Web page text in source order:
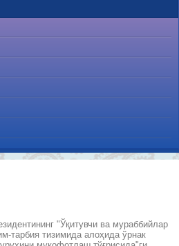
"Ўқитувчи ва мураббийлар
тарбия тизимида алоҳида ўрнак